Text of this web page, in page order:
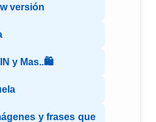
versión
y Mas..🛍️
y frases que